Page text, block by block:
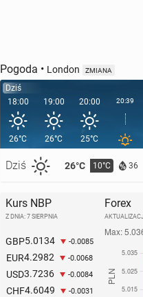
Pogoda • London ZMIANA
Dziś
18:00
26°C
Dziś 26°C 10°C 36
19:00
26°C
20:00
25°C
20:39
Kurs NBP
Z DNIA: 7 SIERPNIA
GBP5.0134 -0.0085
EUR4.2982 -0.0068
USD3.7236 -0.0084
CHF4.6049 -0.0031
Forex